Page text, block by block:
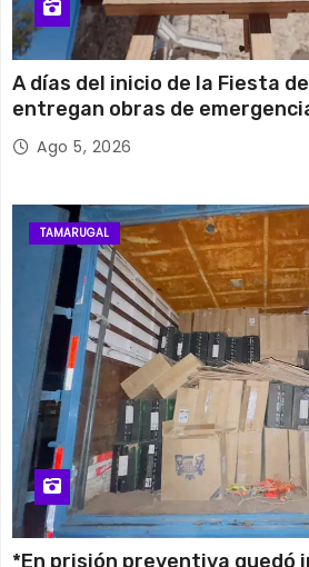
A días del inicio de la Fiesta
entregan obras de
su histórico campanario
Ago 5, 2026
TAMARUGAL
*En prisión preventiva quedó